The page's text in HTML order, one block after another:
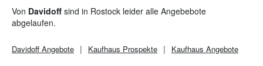
Von Davidoff sind in Rostock leider alle Angebebote
abgelaufen.
Davidoff Angebote Kaufhaus Prospekte Kaufhaus Angebote